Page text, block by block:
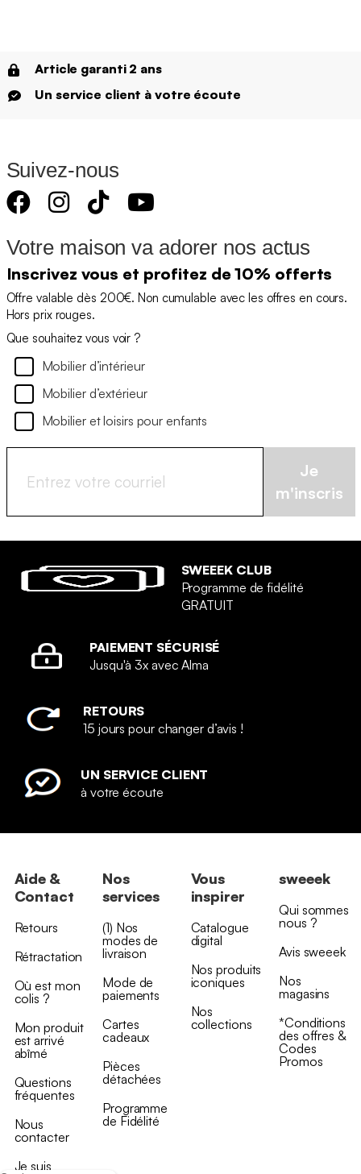
Article garanti 2 ans
Un service client à votre écoute
Suivez-nous
Votre maison va adorer nos actus
Inscrivez vous et profitez de 10% offerts
Offre valable dès 200€. Non cumulable avec les offres en cours.
Hors prix rouges.
Que souhaitez vous voir ?
Mobilier d’intérieur
Mobilier d’extérieur
Mobilier et loisirs pour enfants
Je
m'inscris
SWEEEK CLUB
Programme de fidélité
GRATUIT
PAIEMENT SÉCURISÉ
Jusqu'à 3x avec Alma
RETOURS
15 jours pour changer d’avis !
UN SERVICE CLIENT
à votre écoute
Aide &
Contact
Retours
Rétractation
Où est mon
colis ?
Mon produit
est arrivé
abîmé
Questions
fréquentes
Nous
contacter
Je suis
Nos
services
(1) Nos
modes de
livraison
Mode de
paiements
Cartes
cadeaux
Pièces
détachées
Programme
de Fidélité
Vous
inspirer
Catalogue
digital
Nos produits
iconiques
Nos
collections
sweeek
Qui sommes
nous ?
Avis sweeek
Nos
magasins
*Conditions
des offres &
Codes
Promos